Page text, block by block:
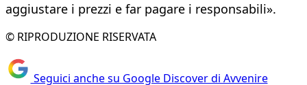
aggiustare i prezzi e far pagare i responsabili».
© RIPRODUZIONE RISERVATA
Seguici anche su Google Discover di Avvenire